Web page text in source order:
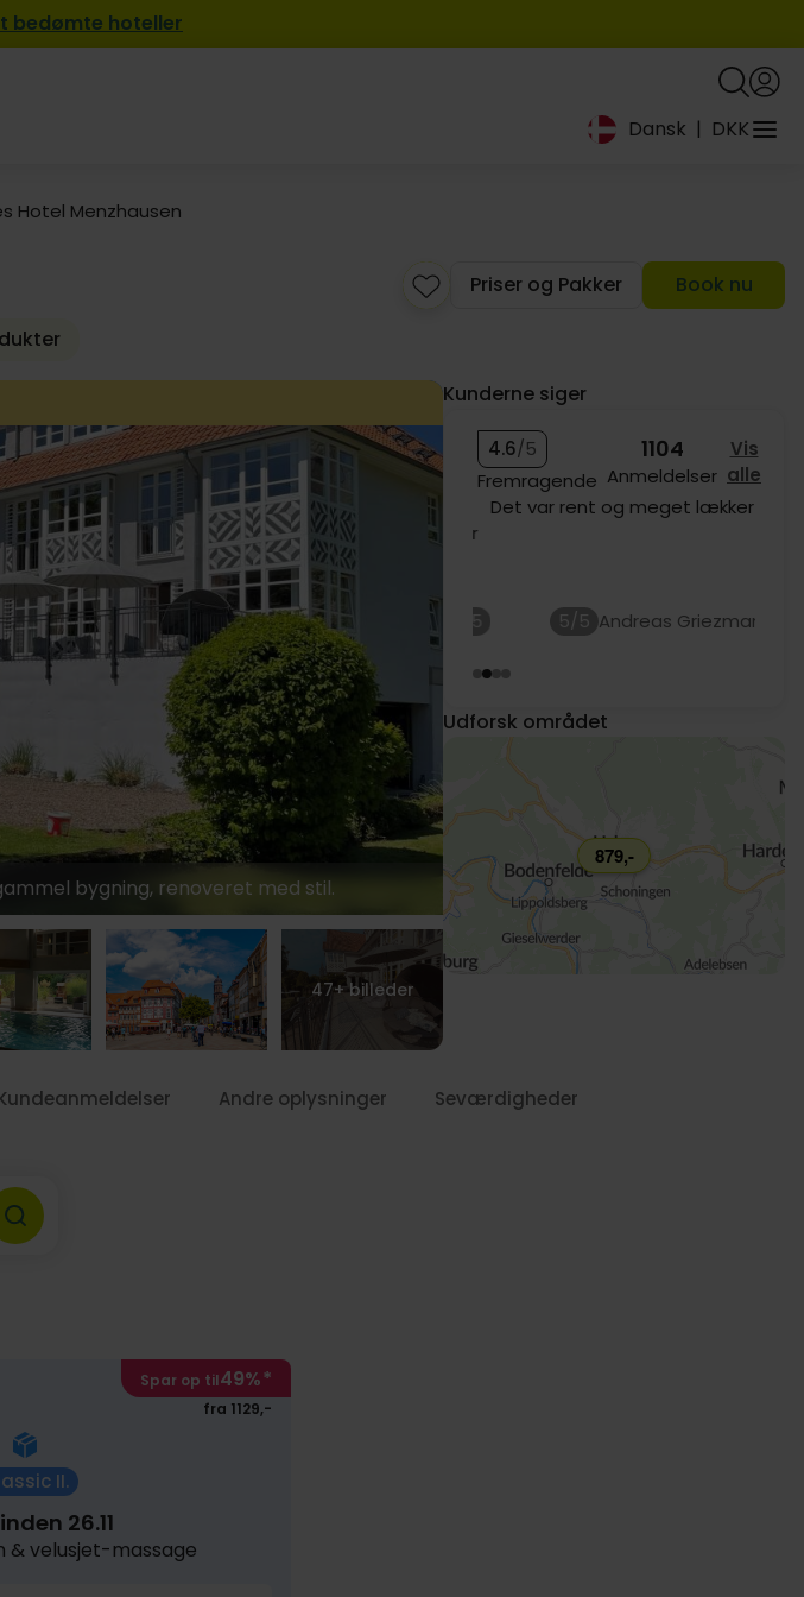
bedømte hoteller
Dansk | DKK
Hotel Menzhausen
Priser og Pakker
Book nu
bygning, renoveret med stil.
47+billeder
Kunderne siger
4.6/5
Fremragende
1104
Anmeldelser
Vis
alle
Det var rent og meget lækkert.
5/5 Andreas Griezmann
Udforsk området
899,-
879,-
Andre oplysninger Seværdigheder
Spar op til49%*
fra 1129,-
II.
26.11
& velusjet-massage